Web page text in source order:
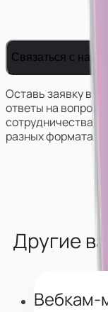
Связаться с нами
Оставь заявку в
ответы на
сотрудничества,
разных форматах.
Другие
Вебкам-